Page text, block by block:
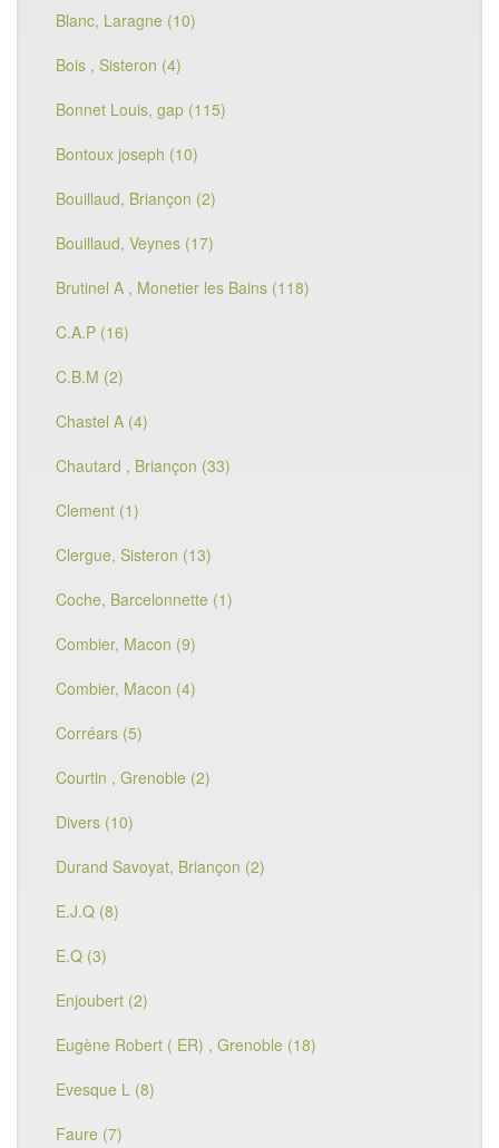
Blanc, Laragne (10)
Bois , Sisteron (4)
Bonnet Louis, gap (115)
Bontoux joseph (10)
Bouillaud, Briançon (2)
Bouillaud, Veynes (17)
Brutinel A , Monetier les Bains (118)
C.A.P (16)
C.B.M (2)
Chastel A (4)
Chautard , Briançon (33)
Clement (1)
Clergue, Sisteron (13)
Coche, Barcelonnette (1)
Combier, Macon (9)
Combier, Macon (4)
Corréars (5)
Courtin , Grenoble (2)
Divers (10)
Durand Savoyat, Briançon (2)
E.J.Q (8)
E.Q (3)
Enjoubert (2)
Eugène Robert ( ER) , Grenoble (18)
Evesque L (8)
Faure (7)